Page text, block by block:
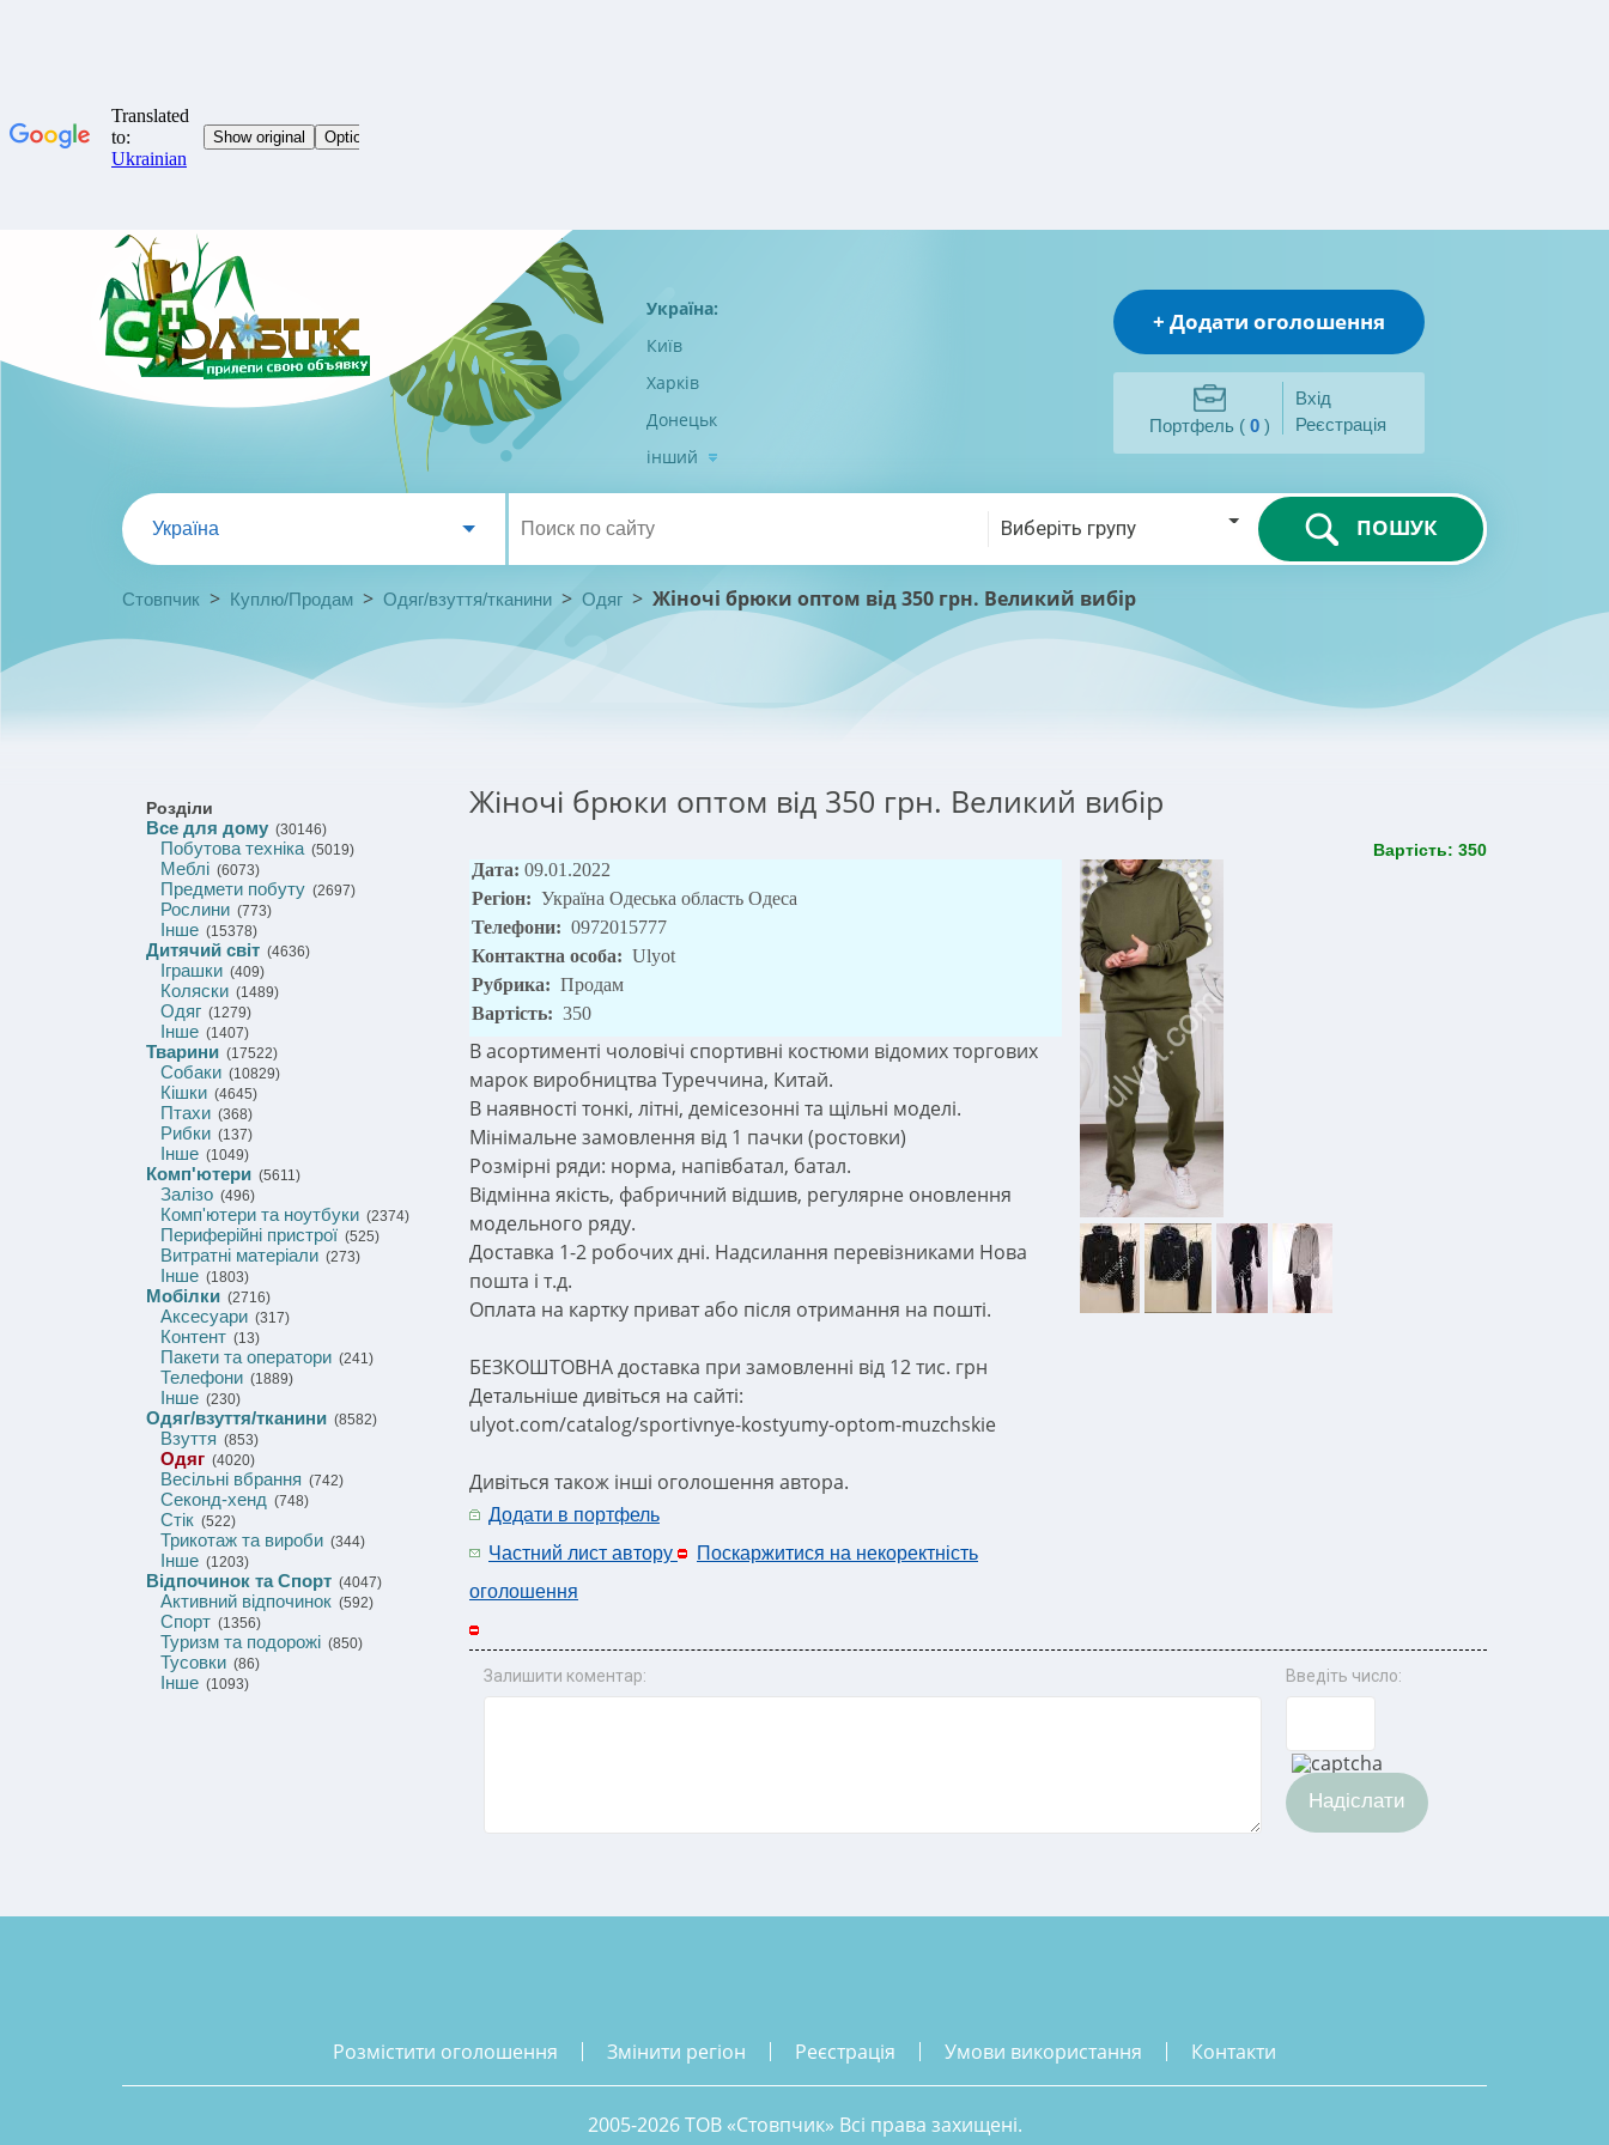
Україна:
Київ
Харків
Донецьк
інший
+ Додати оголошення
Портфель ( 0 )
Вхід
Реєстрація
Україна Виберіть групу ПОШУК
Стовпчик > Куплю/Продам > Одяг/взуття/тканини > Одяг > Жіночі брюки оптом від 350 грн. Великий вибір
Розділи
Все для дому (30146)
Побутова техніка(5019)
Меблі (6073)
Предмети побуту (2697)
Рослини (773)
Інше (15378)
Дитячий світ (4636)
Іграшки (409)
Коляски (1489)
Одяг (1279)
Інше (1407)
Тварини (17522)
Собаки (10829)
Кішки (4645)
Птахи (368)
Рибки (137)
Інше (1049)
Комп'ютери (5611)
Залізо (496)
Комп'ютери та ноутбуки (2374)
Периферійні пристрої (525)
Витратні матеріали (273)
Інше (1803)
Мобілки (2716)
Аксесуари (317)
Контент (13)
Пакети та оператори (241)
Телефони (1889)
Інше (230)
Одяг/взуття/тканини (8582)
Взуття (853)
Одяг (4020)
Весільні вбрання (742)
Секонд-хенд (748)
Стік (522)
Трикотаж та вироби (344)
Інше (1203)
Відпочинок та Спорт (4047)
Активний відпочинок (592)
Спорт (1356)
Туризм та подорожі (850)
Тусовки (86)
Інше (1093)
Жіночі брюки оптом від 350 грн. Великий вибір
Вартість: 350
Дата: 09.01.2022
Регіон: Україна Одеська область Одеса
Телефони: 0972015777
Контактна особа: Ulyot
Рубрика: Продам
Вартість: 350
В асортименті чоловічі спортивні костюми відомих торгових
марок виробництва Туреччина, Китай.
В наявності тонкі, літні, демісезонні та щільні моделі.
Мінімальне замовлення від 1 пачки (ростовки)
Розмірні ряди: норма, напівбатал, батал.
Відмінна якість, фабричний відшив, регулярне оновлення
модельного ряду.
Доставка 1-2 робочих дні. Надсилання перевізниками Нова
пошта і т.д.
Оплата на картку приват або після отримання на пошті.
БЕЗКОШТОВНА доставка при замовленні від 12 тис. грн
Детальніше дивіться на сайті:
ulyot.com/catalog/sportivnye-kostyumy-optom-muzchskie
Дивіться також інші оголошення автора.
Додати в портфель
Частний лист автору
Поскаржитися на некоректність
оголошення
Залишити коментар: Введіть число:
Надіслати
розмістити оголошення змінити регіон реєстрація умови використання контакти
2005-2026 ТОВ «Стовпчик» Всі права захищені.